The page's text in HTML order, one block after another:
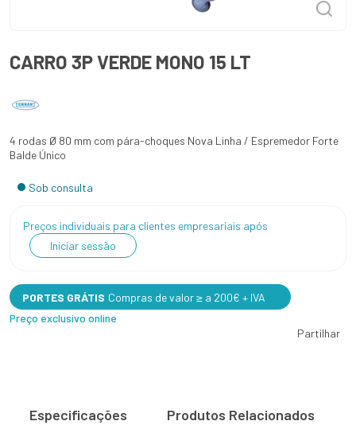
CARRO 3P VERDE MONO 15 LT
4 rodas Ø 80 mm com pára-choques Nova Linha / Espremedor Forte
Balde Único
Sob consulta
Preços individuais para clientes empresariais após
Iniciar sessão
PORTES GRÁTIS Compras de valor ≥ a 200€ + IVA
Preço exclusivo online
Partilhar
Especificações Produtos Relacionados